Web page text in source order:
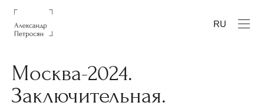
RU
Москва-2024.
Заключительная.